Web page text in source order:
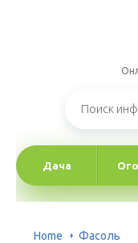
Дача
Home Фасоль